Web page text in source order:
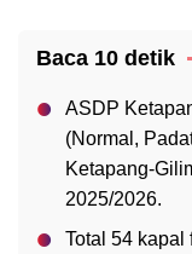
Baca 10 detik
ASDP
(Normal,
Ketapang-
2025/2026.
Total 54 kapal